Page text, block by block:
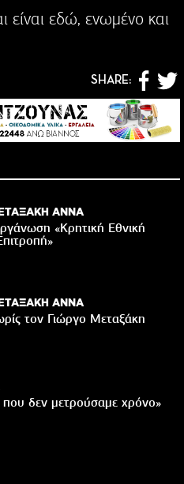
εδώ, ενωμένο και
SHARE:
ΑΝΝΑ
«Κρητική Εθνική
ΑΝΝΑ
τον Γιώργο Μεταξάκη
που δεν μετρούσαμε χρόνο»